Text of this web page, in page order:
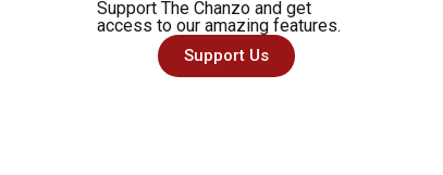
Support The Chanzo and get
access to our amazing features.
Support Us